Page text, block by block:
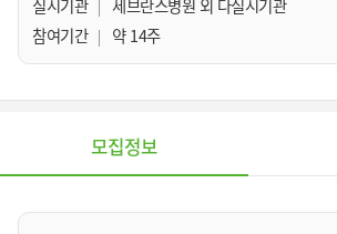
실시기관
세브란스병원 외 다실시기관
참여기간
약 14주
모집정보